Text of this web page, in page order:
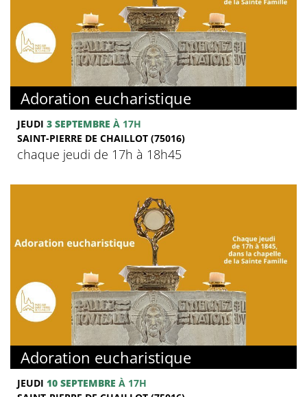
Adoration eucharistique
JEUDI 3 SEPTEMBRE À 17H
SAINT-PIERRE DE CHAILLOT (75016)
chaque jeudi de 17h à 18h45
Adoration eucharistique
JEUDI 10 SEPTEMBRE À 17H